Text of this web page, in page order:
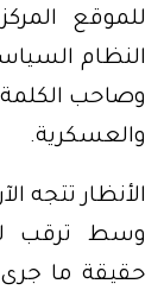
للموقع
النظام
وصاحب
والعسكرية.
الأنظار تتجه
وسط ترقب
حقيقة ما